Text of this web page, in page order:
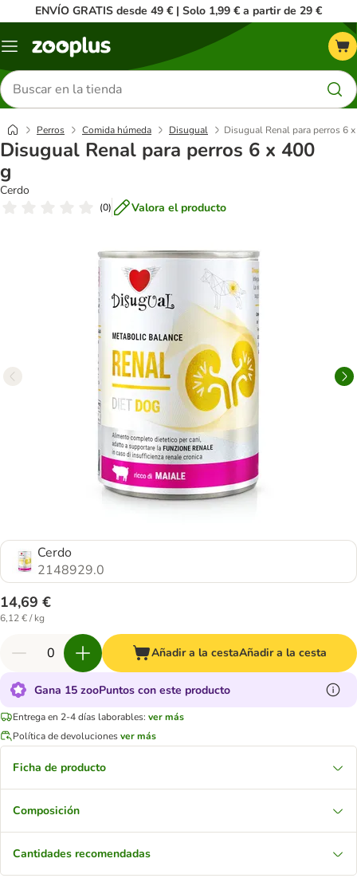
ENVÍO GRATIS desde 49 € | Solo 1,99 € a partir de 29 €
Menú
Buscar
productos
Perros Comida húmeda Disugual Disugual Renal para perros 6
Disugual Renal para perros 6 x 400
g
Cerdo
(0) Valora el producto
Cerdo
2148929.0
14,69 €
6,12 € / kg
Añadir a la cestaAñadir a la cesta
Gana 15 zooPuntos con este producto
Entrega en 2-4 días laborables: ver más
Política de devolucionesver más
Ficha de producto
Composición
Cantidades recomendadas